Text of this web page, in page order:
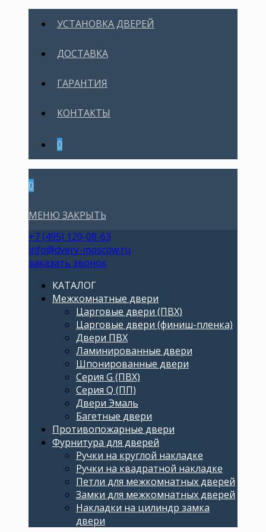
УСТАНОВКА ДВЕРЕЙ
ДОСТАВКА
ГАРАНТИЯ
КОНТАКТЫ
0
0
МЕНЮ ЗАКРЫТЬ
+7 (495) 120-08-63
info@dvery-moscow.ru
заказать звонок
КАТАЛОГ
Межкомнатные двери
Царговые двери (ПВХ)
Царговые двери (финиш-пленка)
Двери ПВХ
Ламинированные двери
Шпонированные двери
Серия G (ПВХ)
Серия Q (ПП)
Двери Эмаль
Багетные двери
Противопожарные двери
Фурнитура для дверей
Ручки на круглой накладке
Ручки на квадратной накладке
Петли для межкомнатных дверей
Замки для межкомнатных дверей
Накладки на цилиндр замка
двери